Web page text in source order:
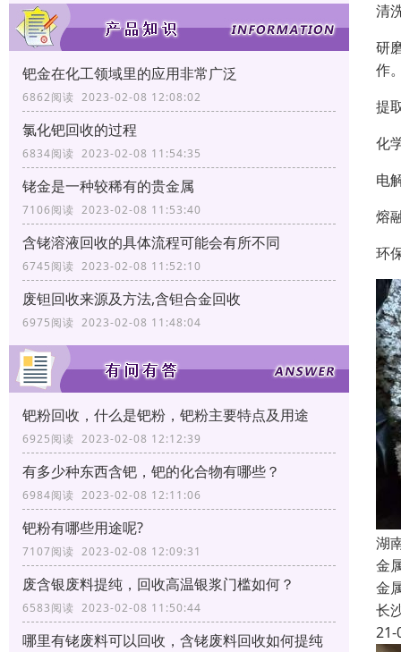
钯金在化工领域里的应用非常广泛
6862阅读 2023-02-08 12:08:02
氯化钯回收的过程
6834阅读 2023-02-08 11:54:35
铑金是一种较稀有的贵金属
7106阅读 2023-02-08 11:53:40
含铑溶液回收的具体流程可能会有所不同
6745阅读 2023-02-08 11:52:10
废钽回收来源及方法,含钽合金回收
6975阅读 2023-02-08 11:48:04
钯粉回收，什么是钯粉，钯粉主要特点及用途
6925阅读 2023-02-08 12:12:39
有多少种东西含钯，钯的化合物有哪些？
6984阅读 2023-02-08 12:11:06
钯粉有哪些用途呢?
7107阅读 2023-02-08 12:09:31
废含银废料提纯，回收高温银浆门槛如何？
6583阅读 2023-02-08 11:50:44
哪里有铑废料可以回收，含铑废料回收如何提纯
清
研
作
提
化
电
熔
环
湖
金
金
长
21-